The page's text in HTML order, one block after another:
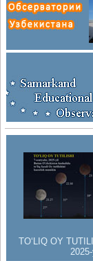
TO‘LIQ OY
2025-